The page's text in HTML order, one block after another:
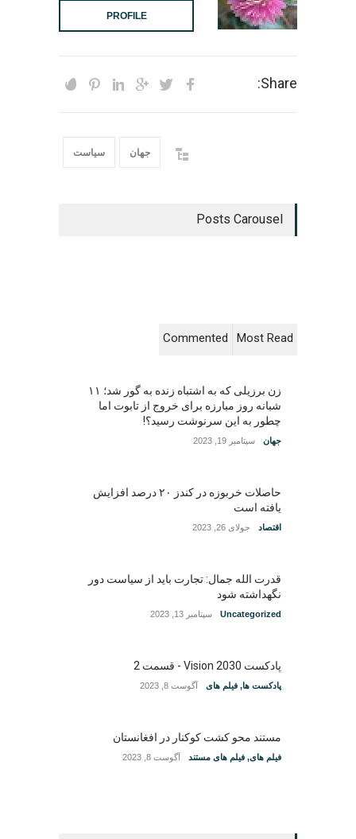
PROFILE
Share:
جهان سیاست
Posts Carousel
Most Read
Commented
زن برزیلی که به اشتباه زنده به گور شد؛ ۱۱
شبانه روز مبارزه برای خروج از تابوت اما
چطور به این سرنوشت رسید؟!
جهان سپتامبر 19, 2023
حاصلات خربوزه در کندز ۲۰ درصد افزایش
یافته است
اقتصاد جولای 26, 2023
قدرت الله جمال: تجارت باید از سیاست دور
نگهداشته شود
Uncategorized سپتامبر 13, 2023
پادکست Vision 2030 - قسمت 2
پادکست ها, فیلم های آگوست 8, 2023
مستند محو کشت کوکنار در افغانستان
فیلم های, فیلم های مستند آگوست 8, 2023